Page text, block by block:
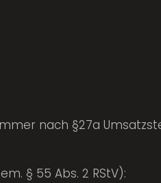
nach §27a
§ 55 Abs. 2 RStV):